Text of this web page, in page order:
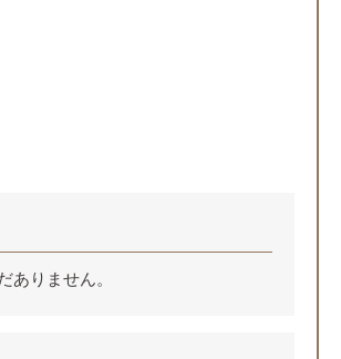
ありません。